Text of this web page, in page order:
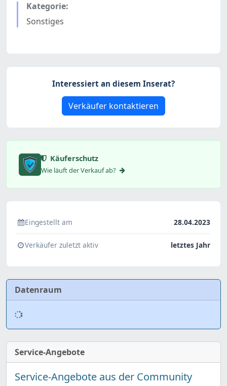
Kategorie:
Sonstiges
Interessiert an diesem Inserat?
Verkäufer kontaktieren
Käuferschutz
Wie läuft der Verkauf ab?
Eingestellt am 28.04.2023
Verkäufer zuletzt aktiv letztes Jahr
Datenraum
Service-Angebote
Service-Angebote aus der Community